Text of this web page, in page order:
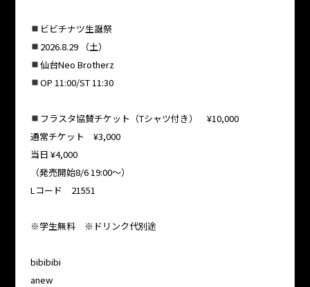
ビビチナツ生誕祭
2026.8.29 （土）
仙台Neo Brotherz
OP 11:00/ST 11:30
フラスタ協賛チケット（Tシャツ付き） ¥10,000
通常チケット ¥3,000
当日 ¥4,000
（発売開始8/6 19:00〜）
Lコード 21551
※学生無料 ※ドリンク代別途
bibibibi
anew